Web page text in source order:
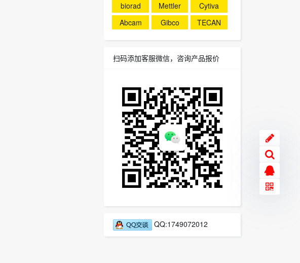
biorad
Mettler
Cytiva
Abcam
Gibco TECAN
扫码添加客服微信，咨询产品报价
QQ:1749072012